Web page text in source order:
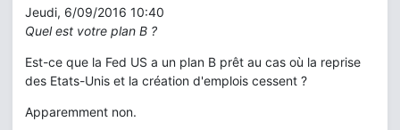
Jeudi, 6/09/2016 10:40
Quel est votre plan B ?
Est-ce que la Fed US a un plan B prêt au cas où la reprise
des Etats-Unis et la création d'emplois cessent ?
Apparemment non.